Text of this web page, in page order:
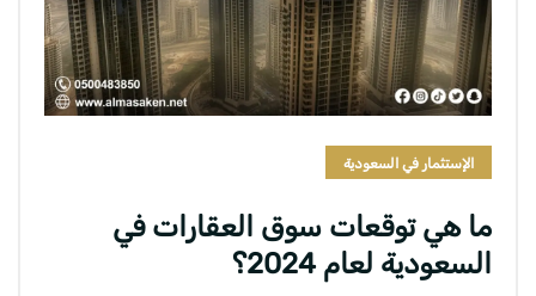
الإستثمار في السعودية
ما هي توقعات سوق العقارات في
السعودية لعام 2024؟